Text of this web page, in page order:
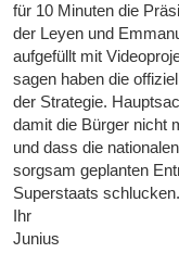
für 10 Minuten die
der Leyen und
aufgefüllt mit
sagen haben die
der Strategie.
damit die Bürger nicht
und dass die
sorgsam geplanten
Superstaats schlucken.
Ihr
Junius